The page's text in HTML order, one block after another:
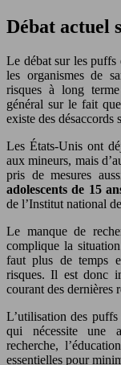
Débat actuel
Le débat sur les puffs
les organismes de
risques à long
général sur le fait
existe des désaccords
Les États-Unis ont
aux mineurs, mais
pris de mesures
adolescents de 15
de l’Institut national
Le manque de
complique la
faut plus de temps
risques. Il est donc
courant des dernières
L’utilisation des
qui nécessite une
recherche,
essentielles pour